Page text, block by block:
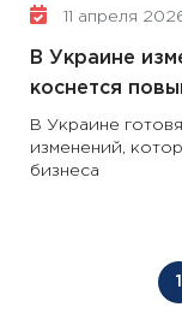
11 апреля
В Украине
коснется
В Украине
изменений,
бизнеса
1